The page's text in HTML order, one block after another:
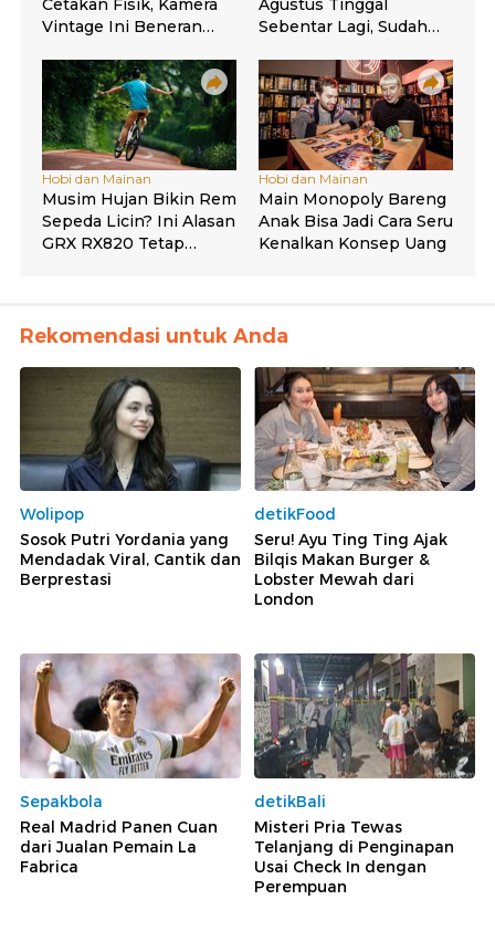
Rekomendasi untuk Anda
Wolipop
Sosok Putri Yordania yang
Mendadak Viral, Cantik dan
Berprestasi
detikFood
Seru! Ayu Ting Ting Ajak
Bilqis Makan Burger &
Lobster Mewah dari
London
Sepakbola
Real Madrid Panen Cuan
dari Jualan Pemain La
Fabrica
detikBali
Misteri Pria Tewas
Telanjang di Penginapan
Usai Check In dengan
Perempuan